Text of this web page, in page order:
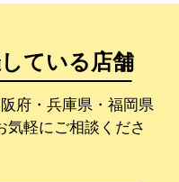
ている店舗
府・兵庫県・福岡県
気軽にご相談くださ